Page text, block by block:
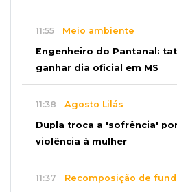
11:55 Meio ambiente
Engenheiro do Pantanal:
ganhar dia oficial em MS
11:38 Agosto Lilás
Dupla troca a 'sofrência'
violência à mulher
11:37 Recomposição de